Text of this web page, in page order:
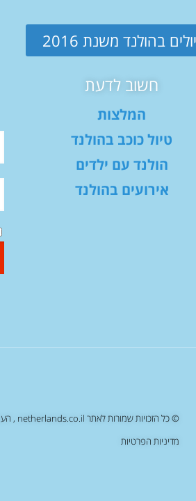
בהולנד משנת 2016
חשוב לדעת
המלצות
טיול כוכב בהולנד
הולנד עם ילדים
אירועים בהולנד
© כל הזכויות שמורות לאתר netherlands.co.il , העתקה/שכפול של תוכן האתר יחשב כעבירה על החוק
מדיניות הפרטיות